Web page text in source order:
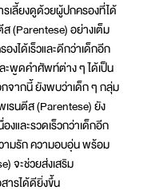
เลี้ยงดูด้วยผู้ปกครองที่ได้
(Parentese) อย่างเต็ม
งได้เร็วและดีกว่าเด็กอีก
ละพูดคำศัพท์ต่าง ๆ ได้เป็น
จากนี้ ยังพบว่าเด็ก ๆ กลุ่ม
รนตีส (Parentese) ยัง
และรวดเร็วกว่าเด็กอีก
มรัก ความอบอุ่น พร้อม
จะช่วยส่งเสริม
ารได้ดียิ่งขึ้น